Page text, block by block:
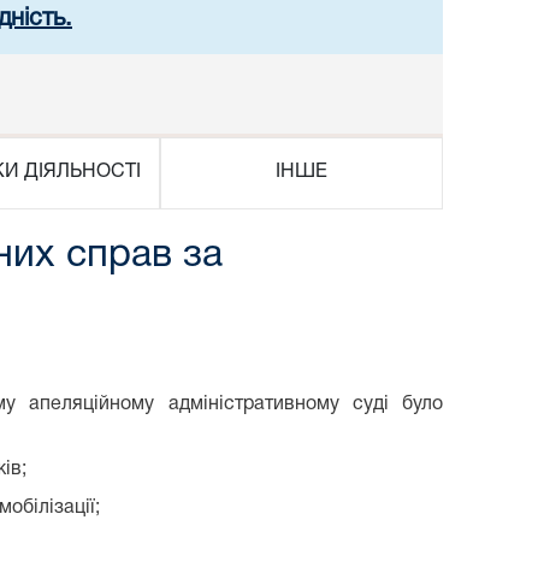
ДІЯЛЬНОСТІ ІНШЕ
справ за
апеляційному адміністративному суді було